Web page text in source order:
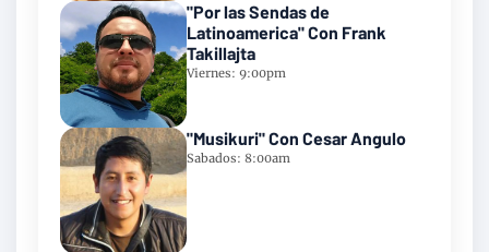
"Por las Sendas de
Latinoamerica" Con Frank
Takillajta
Viernes: 9:00pm
"Musikuri" Con Cesar Angulo
Sabados: 8:00am